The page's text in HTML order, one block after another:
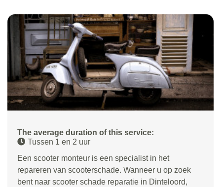
The average duration of this service:
Tussen 1 en 2 uur
Een scooter monteur is een specialist in het
repareren van scooterschade. Wanneer u op zoek
bent naar scooter schade reparatie in Dinteloord,